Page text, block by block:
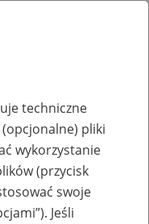
lub
pracy
techniczne
pliki
wykorzystanie
(przycisk
swoje
Jeśli